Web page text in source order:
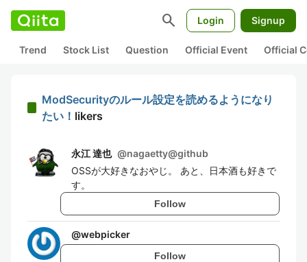
search Login Signup
Trend Stock List Question Official Event Official
ModSecurityのルール設定を読めるようになり
たい！ likers
永江 達也 @nagaetty@github
OSSが大好きなおやじ。 あと、日本酒も好きで
す。
Follow
@webpicker
Follow